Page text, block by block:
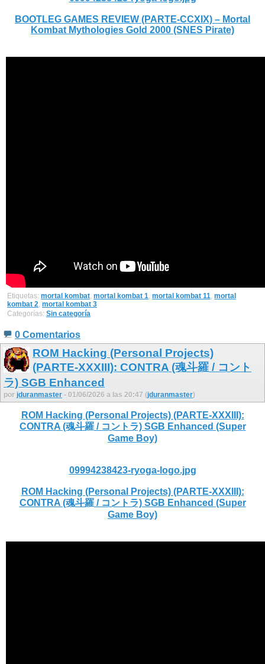
BOOTLEG GAMES REVIEW (PARTE-CCXIX) – Mortal
Kombat Mythologies Gold 2000 (SNES Pirate)
Etiquetas: mortal kombat, mortal kombat 1, mortal kombat 11, mortal
kombat 2, mortal kombat 3
Categorías: Sin categoría
0 Comentarios
ROM Hacking (Personal Projects)
(PARTE-XXXIII): CONTRA (魂斗羅 / コント
ラ) SGB Enhanced
por jduranmaster - 01/06/2026 a las 20:47 (jduranmaster)
ROM Hacking (Personal Projects) (PARTE-XXXIII):
CONTRA (魂斗羅 / コントラ) SGB Enhanced (Super
Game Boy)
09994238423-ryoga-logo.jpg
ROM Hacking (Personal Projects) (PARTE-XXXIII):
CONTRA (魂斗羅 / コントラ) SGB Enhanced (Super
Game Boy)